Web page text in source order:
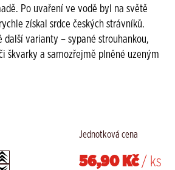
Po uvaření ve vodě byl na světě
získal srdce českých strávníků.
další varianty – sypané strouhankou,
škvarky a samozřejmě plněné uzeným
Jednotková cena
56,90 Kč/ ks